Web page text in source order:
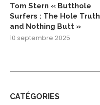
Tom Stern « Butthole
Surfers : The Hole Truth
and Nothing Butt »
10 septembre 2025
CATÉGORIES